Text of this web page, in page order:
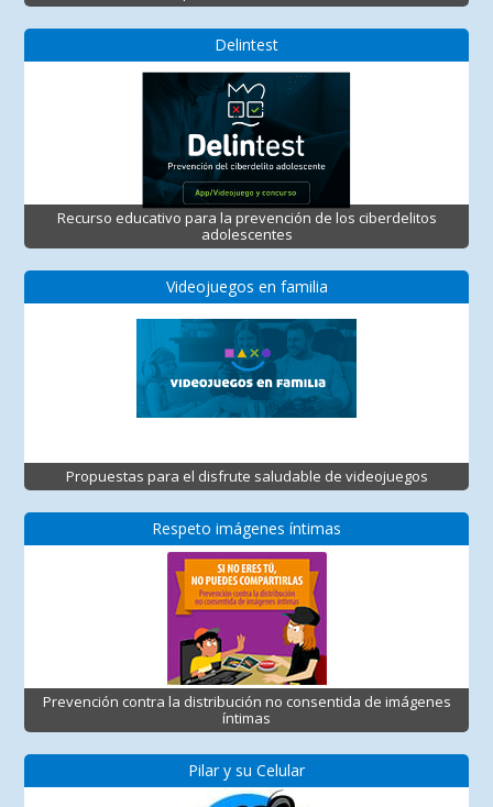
Delintest
Recurso educativo para la prevención de los ciberdelitos
adolescentes
Videojuegos en familia
Propuestas para el disfrute saludable de videojuegos
Respeto imágenes íntimas
Prevención contra la distribución no consentida de imágenes
íntimas
Pilar y su Celular